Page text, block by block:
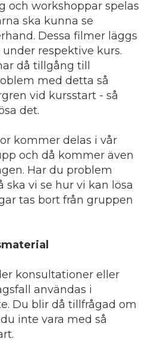
och workshoppar spelas
ska kunna se
Dessa filmer läggs
respektive kurs.
då tillgång till
med detta så
vid kursstart - så
det.
kommer delas i vår
och då kommer även
Har du problem
ska vi se hur vi kan lösa
tas bort från gruppen
konsultationer eller
användas i
Du blir då tillfrågad om
inte vara med så